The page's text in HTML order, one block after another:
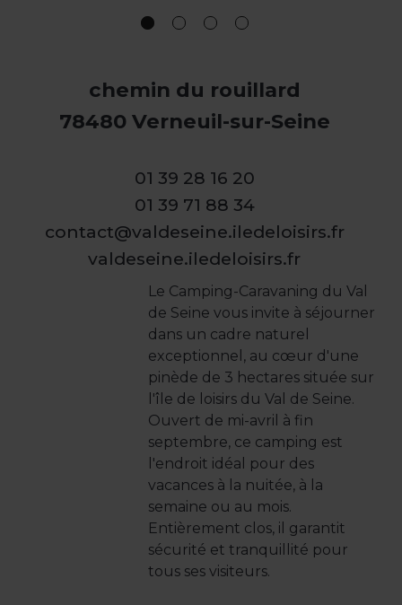
chemin du rouillard
78480 Verneuil-sur-Seine
01 39 28 16 20
01 39 71 88 34
contact@valdeseine.iledeloisirs.fr
valdeseine.iledeloisirs.fr
Le Camping-Caravaning du Val
de Seine vous invite à séjourner
dans un cadre naturel
exceptionnel, au cœur d'une
pinède de 3 hectares située sur
l'île de loisirs du Val de Seine.
Ouvert de mi-avril à fin
septembre, ce camping est
l'endroit idéal pour des
vacances à la nuitée, à la
semaine ou au mois.
Entièrement clos, il garantit
sécurité et tranquillité pour
tous ses visiteurs.